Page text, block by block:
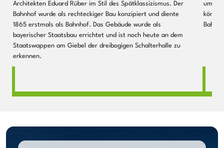
Architekten Eduard Rüber im Stil des Spätklassizismus. Der
Bahnhof wurde als rechteckiger Bau konzipiert und diente
1865 erstmals als Bahnhof. Das Gebäude wurde als
bayerischer Staatsbau errichtet und ist noch heute an dem
Staatswappen am Giebel der dreibogigen Schalterhalle zu
erkennen.
um